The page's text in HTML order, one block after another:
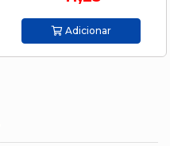
Adicionar